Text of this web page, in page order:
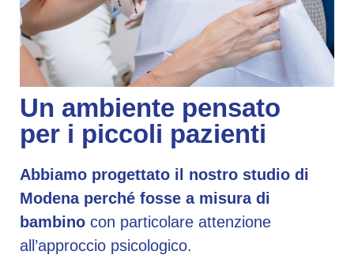
Un ambiente pensato
per i piccoli pazienti
Abbiamo progettato il nostro studio di
Modena perché fosse a misura di
bambino con particolare attenzione
all’approccio psicologico.